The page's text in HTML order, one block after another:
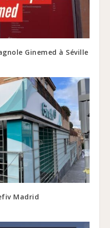
Ginemed à Séville
Madrid